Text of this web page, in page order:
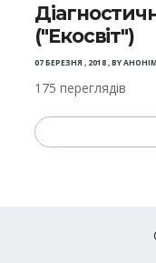
("Екосвіт")
07 БЕРЕЗНЯ , 2018,BY
175 переглядів